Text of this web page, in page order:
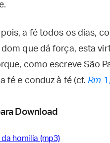
pois, a fé todos os dias,
dom que dá força, esta
como escreve São
fé e conduz à fé (cf.Rm
Download
homilia (mp3)